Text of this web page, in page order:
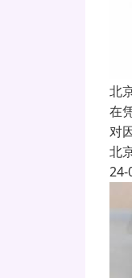
北
在
对
北
24-